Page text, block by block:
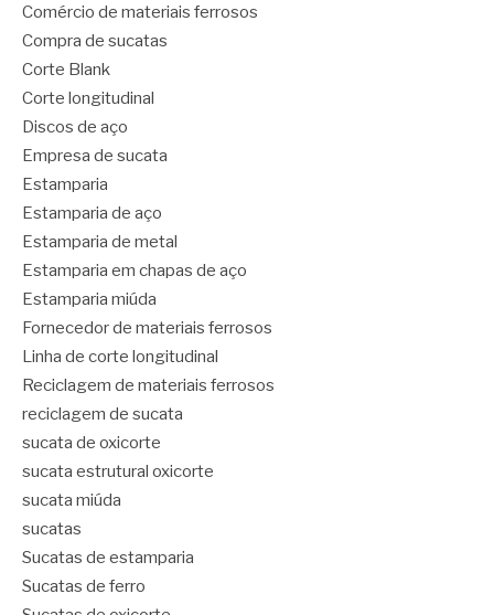
Comércio de materiais ferrosos
Compra de sucatas
Corte Blank
Corte longitudinal
Discos de aço
Empresa de sucata
Estamparia
Estamparia de aço
Estamparia de metal
Estamparia em chapas de aço
Estamparia miúda
Fornecedor de materiais ferrosos
Linha de corte longitudinal
Reciclagem de materiais ferrosos
reciclagem de sucata
sucata de oxicorte
sucata estrutural oxicorte
sucata miúda
sucatas
Sucatas de estamparia
Sucatas de ferro